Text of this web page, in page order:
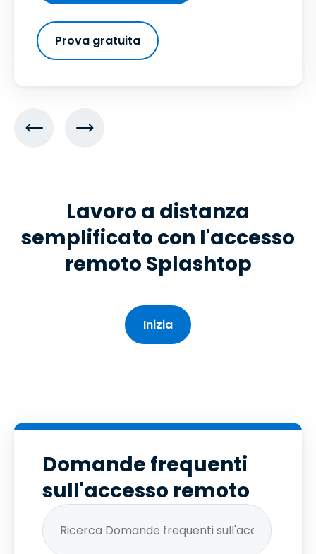
Prova gratuita
Lavoro a distanza
semplificato con l'accesso
remoto Splashtop
Inizia
Domande frequenti
sull'accesso remoto